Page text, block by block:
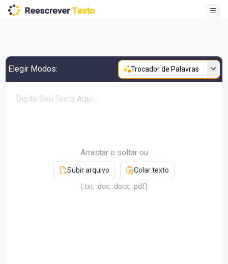
Elegir Modos: Trocador de Palavras
Arrastar e soltar ou
Subir arquivo
Colar texto
(.txt, .doc, .docx, .pdf)